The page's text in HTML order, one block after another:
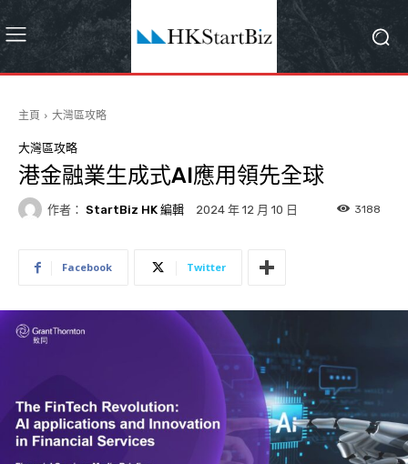
主頁 大灣區攻略
大灣區攻略
港金融業生成式AI應用領先全球
作者： StartBiz HK 編輯 2024 年 12 月 10 日 3188
Facebook Twitter